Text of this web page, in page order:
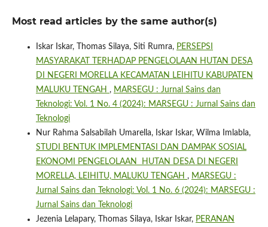
Most read articles by the same author(s)
Iskar Iskar, Thomas Silaya, Siti Rumra, PERSEPSI
MASYARAKAT TERHADAP PENGELOLAAN HUTAN DESA
DI NEGERI MORELLA KECAMATAN LEIHITU KABUPATEN
MALUKU TENGAH , MARSEGU : Jurnal Sains dan
Teknologi: Vol. 1 No. 4 (2024): MARSEGU : Jurnal Sains dan
Teknologi
Nur Rahma Salsabilah Umarella, Iskar Iskar, Wilma Imlabla,
STUDI BENTUK IMPLEMENTASI DAN DAMPAK SOSIAL
EKONOMI PENGELOLAAN HUTAN DESA DI NEGERI
MORELLA, LEIHITU, MALUKU TENGAH , MARSEGU :
Jurnal Sains dan Teknologi: Vol. 1 No. 6 (2024): MARSEGU :
Jurnal Sains dan Teknologi
Jezenia Lelapary, Thomas Silaya, Iskar Iskar, PERANAN